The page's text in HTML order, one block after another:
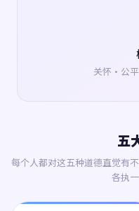
关怀·公
五
每个人都对这五种道德直觉有
各执